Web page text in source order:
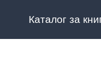
Каталог за